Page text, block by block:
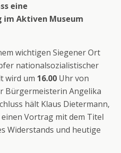
eine
Aktiven Museum
wichtigen Siegener Ort
nationalsozialistischer
wird um 16.00 Uhr von
Bürgermeisterin Angelika
hält Klaus Dietermann,
Vortrag mit dem Titel
Widerstands und heutige